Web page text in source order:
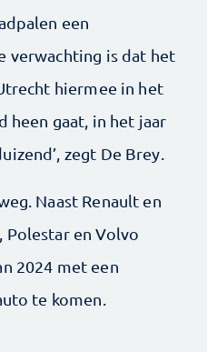
een
verwachting is dat het
hiermee in het
heen gaat, in het jaar
zegt De Brey.
Naast Renault en
Polestar en Volvo
2024 met een
te komen.